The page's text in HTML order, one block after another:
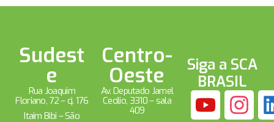
Sudest
e
Rua Joaquim
Floriano, 72 – cj. 176
Itaim Bibi – São
Centro-
Oeste
Av. Deputado Jamel
Cecílio, 3310 – sala
409
Siga a SCA
BRASIL